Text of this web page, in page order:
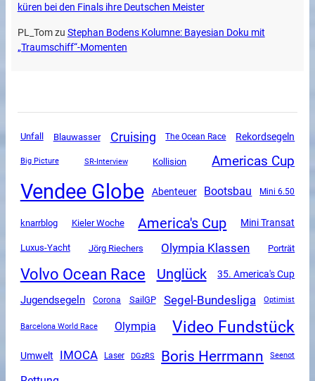
küren bei den Finals ihre Deutschen Meister
PL_Tomzu Stephan Bodens Kolumne: Bayesian Doku mit
„Traumschiff“-Momenten
Unfall Blauwasser Cruising The Ocean Race Rekordsegeln
Big Picture SR-Interview Kollision Americas Cup
Vendee Globe Abenteuer Bootsbau Mini 6.50
knarrblog Kieler Woche America's Cup Mini Transat
Luxus-Yacht Jörg Riechers Olympia Klassen Porträt
Volvo Ocean Race Unglück 35. America's Cup
Jugendsegeln Corona SailGP Segel-Bundesliga Optimist
Barcelona World Race Olympia Video Fundstück
Umwelt IMOCA Laser DGzRS Boris Herrmann Seenot